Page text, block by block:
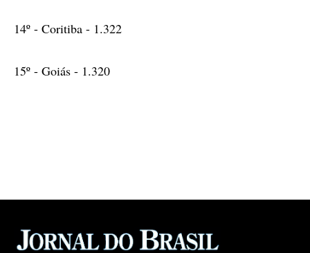
14º - Coritiba - 1.322
15º - Goiás - 1.320